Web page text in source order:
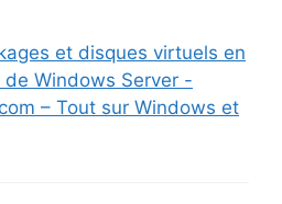
et disques virtuels en
Windows Server -
– Tout sur Windows et